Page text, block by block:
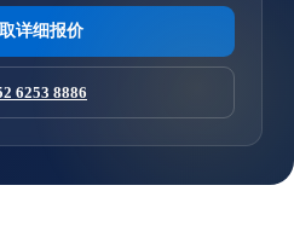
详细报价
6253 8886